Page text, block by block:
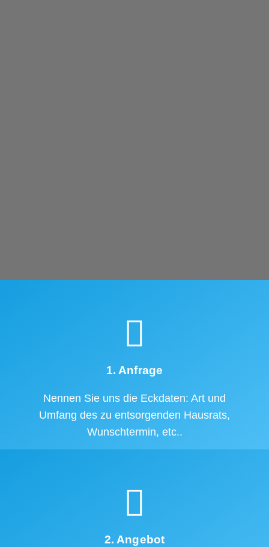
1. Anfrage
Nennen Sie uns die Eckdaten: Art und
Umfang des zu entsorgenden Hausrats,
Wunschtermin, etc..
2. Angebot